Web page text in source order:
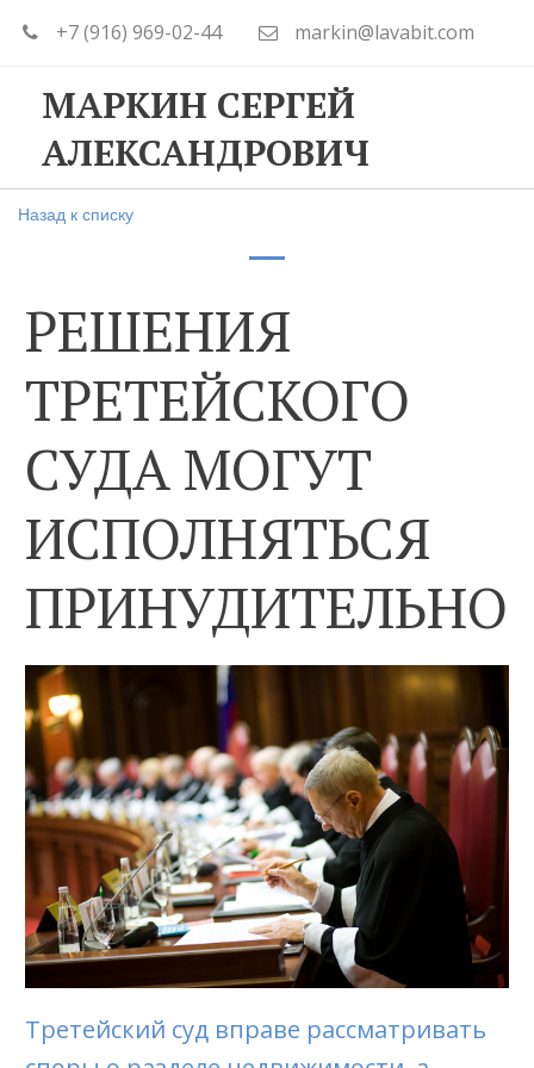
+7 (916) 969-02-44 markin@lavabit.com
МАРКИН СЕРГЕЙ
АЛЕКСАНДРОВИЧ
Назад к списку
РЕШЕНИЯ
ТРЕТЕЙСКОГО
СУДА МОГУТ
ИСПОЛНЯТЬСЯ
ПРИНУДИТЕЛЬНО
Третейский суд вправе рассматривать